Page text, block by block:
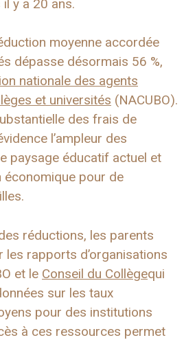
y a 20 ans.
moyenne accordée
dépasse désormais 56 %,
nationale des agents
et universités (NACUBO).
des frais de
l’ampleur des
paysage éducatif actuel et
économique pour de
réductions, les parents
les rapports d’organisations
et le Conseil du Collègequi
sur les taux
pour des institutions
à ces ressources permet